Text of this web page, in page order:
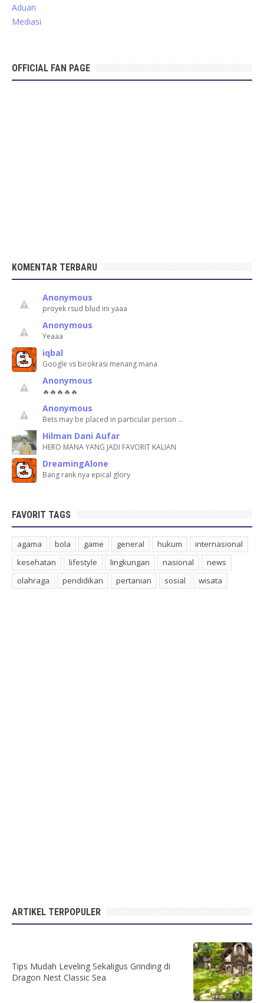
Aduan
Mediasi
OFFICIAL FAN PAGE
KOMENTAR TERBARU
Anonymous
proyek rsud blud ini yaaa
Anonymous
Yeaaa
iqbal
Google vs birokrasi menang mana
Anonymous
🔥🔥🔥🔥🔥
Anonymous
Bets may be placed in particular person …
Hilman Dani Aufar
HERO MANA YANG JADI FAVORIT KALIAN
DreamingAlone
Bang rank nya epical glory
FAVORIT TAGS
agama bola game general hukum
internasional
kesehatan
lifestyle lingkungan nasional
news
olahraga
pendidikan pertanian sosial wisata
ARTIKEL TERPOPULER
Tips Mudah Leveling Sekaligus Grinding di
Dragon Nest Classic Sea